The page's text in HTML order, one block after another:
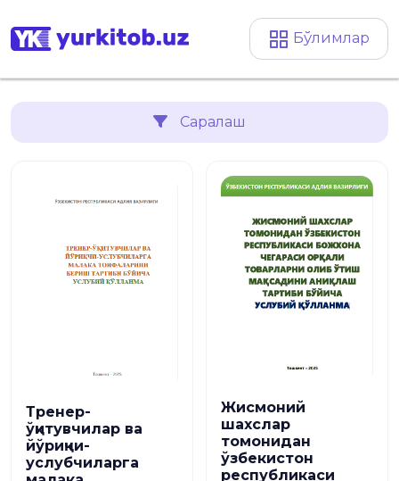
Бўлимлар
Саралаш
Тренер-
ўқитувчилар ва
йўриқчи-
услубчиларга
Жисмоний
шахслар
томонидан
ўзбекистон
республикаси